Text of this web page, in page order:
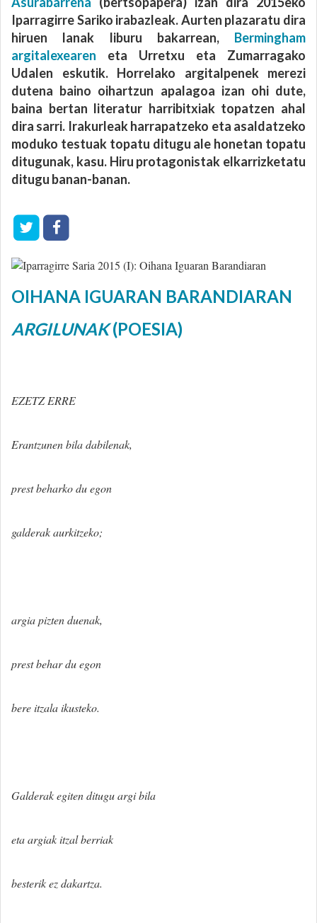
Iparragirre Sariko irabazleak. Aurten plazaratu dira
hiruen lanak liburu bakarrean, Bermingham
argitalexearen eta Urretxu eta Zumarragako
Udalen eskutik. Horrelako argitalpenek merezi
dutena baino oihartzun apalagoa izan ohi dute,
baina bertan literatur harribitxiak topatzen ahal
dira sarri. Irakurleak harrapatzeko eta asaldatzeko
moduko testuak topatu ditugu ale honetan topatu
ditugunak, kasu. Hiru protagonistak elkarrizketatu
ditugu banan-banan.
OIHANA IGUARAN BARANDIARAN
ARGILUNAK(POESIA)
EZETZ ERRE
Erantzunen bila dabilenak,
prest beharko du egon
galderak aurkitzeko;
argia pizten duenak,
prest behar du egon
bere itzala ikusteko.
Galderak egiten ditugu argi bila
eta argiak itzal berriak
besterik ez dakartza.